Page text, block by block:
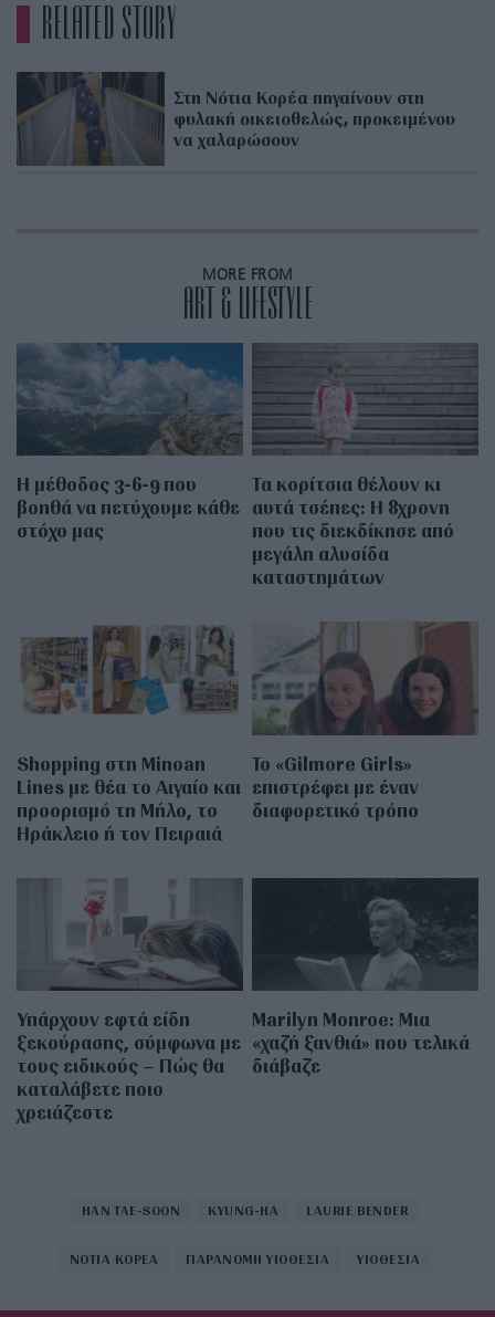
RELATED STORY
Στη Νότια Κορέα πηγαίνουν στη
φυλακή οικειοθελώς, προκειμένου
να χαλαρώσουν
MORE FROM
ART & LIFESTYLE
Η μέθοδος 3-6-9 που
βοηθά να πετύχουμε κάθε
στόχο μας
Τα κορίτσια θέλουν κι
αυτά τσέπες: Η 8χρονη
που τις διεκδίκησε από
μεγάλη αλυσίδα
καταστημάτων
Shopping στη Minoan
Lines με θέα το Αιγαίο και
προορισμό τη Μήλο, το
Ηράκλειο ή τον Πειραιά
Το «Gilmore Girls»
επιστρέφει με έναν
διαφορετικό τρόπο
Υπάρχουν εφτά είδη
ξεκούρασης, σύμφωνα με
τους ειδικούς – Πώς θα
καταλάβετε ποιο
χρειάζεστε
Marilyn Monroe: Μια
«χαζή ξανθιά» που τελικά
διάβαζε
HAN TAE-SOON KYUNG-HA LAURIE BENDER
ΝΟΤΙΑ ΚΟΡΕΑ ΠΑΡΑΝΟΜΗ ΥΙΟΘΕΣΙΑ ΥΙΟΘΕΣΙΑ